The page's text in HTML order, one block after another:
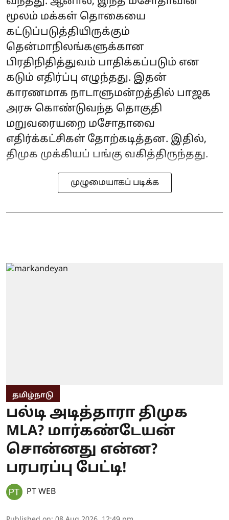
மூலம் மக்கள் தொகையை
கட்டுப்படுத்தியிருக்கும்
தென்மாநிலங்களுக்கான
பிரதிநிதித்துவம் பாதிக்கப்படும் என
கடும் எதிர்ப்பு எழுந்தது. இதன்
காரணமாக நாடாளுமன்றத்தில் பாஜக
அரசு கொண்டுவந்த தொகுதி
மறுவரையறை மசோதாவை
எதிர்க்கட்சிகள் தோற்கடித்தன. இதில்,
திமுக முக்கியப் பங்கு வகித்திருந்தது.
முழுமையாகப் படிக்க
தமிழ்நாடு
பல்டி அடித்தாரா திமுக
MLA? மார்கண்டேயன்
சொன்னது என்ன?
பரபரப்பு பேட்டி!
PT WEB